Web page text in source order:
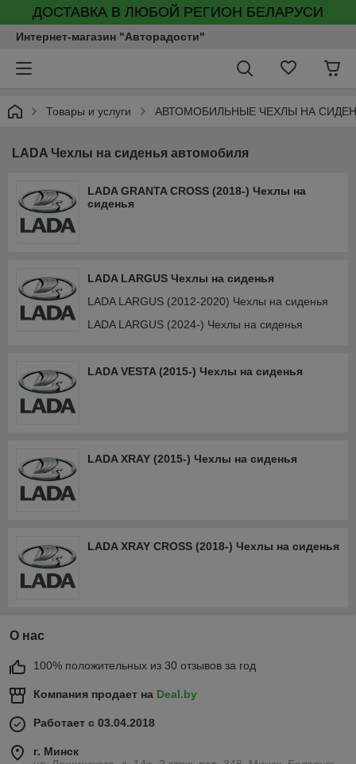
ДОСТАВКА В ЛЮБОЙ РЕГИОН БЕЛАРУСИ
Интернет-магазин "Авторадости"
Товары и услуги АВТОМОБИЛЬНЫЕ ЧЕХЛЫ НА
LADA Чехлы на сиденья автомобиля
LADA GRANTA CROSS (2018-) Чехлы на
сиденья
LADA LARGUS Чехлы на сиденья
LADA LARGUS (2012-2020) Чехлы на сиденья
LADA LARGUS (2024-) Чехлы на сиденья
LADA VESTA (2015-) Чехлы на сиденья
LADA XRAY (2015-) Чехлы на сиденья
LADA XRAY CROSS (2018-) Чехлы на сиденья
О нас
100% положительных из 30 отзывов за год
Компания продает на Deal.by
Работает с 03.04.2018
г. Минск